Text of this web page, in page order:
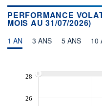
OUVERTURE
154,0332
+ HAUT
LIMITE À LA
BAISSE
PERFORMANCE
MOIS AU 31/07/2026)
1 AN 3 ANS 5 ANS 10
26
28